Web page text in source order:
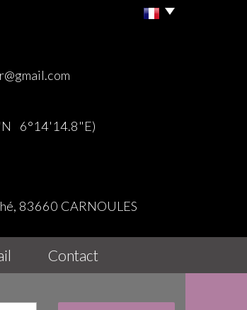
6°14'14.8"E)
83660 CARNOULES
contact